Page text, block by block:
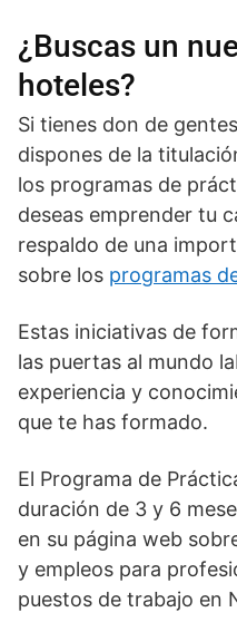
¿Buscas un
hoteles?
Si tienes don de
dispones de la
los programas de
deseas emprender tu
respaldo de una
sobre los programas
Estas iniciativas de
las puertas al mundo
experiencia y
que te has formado.
El Programa de
duración de 3 y 6
en su página web
y empleos para
puestos de trabajo en